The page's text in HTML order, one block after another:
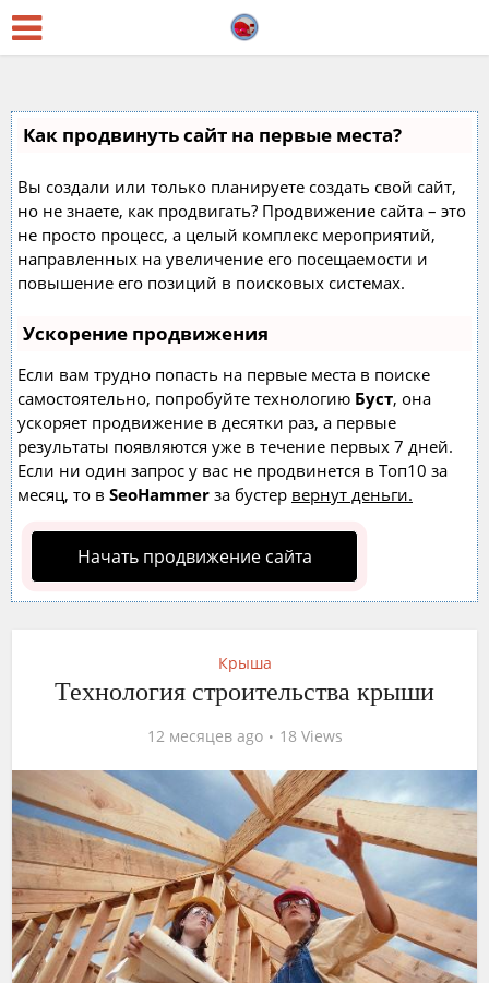
Как продвинуть сайт на первые места?
Вы создали или только планируете создать свой сайт,
но не знаете, как продвигать? Продвижение сайта – это
не просто процесс, а целый комплекс мероприятий,
направленных на увеличение его посещаемости и
повышение его позиций в поисковых системах.
Ускорение продвижения
Если вам трудно попасть на первые места в поиске
самостоятельно, попробуйте технологию Буст, она
ускоряет продвижение в десятки раз, а первые
результаты появляются уже в течение первых 7 дней.
Если ни один запрос у вас не продвинется в Топ10 за
месяц, то в SeoHammer за бустер вернут деньги.
Начать продвижение сайта
Крыша
Технология строительства крыши
12 месяцев ago 18 Views